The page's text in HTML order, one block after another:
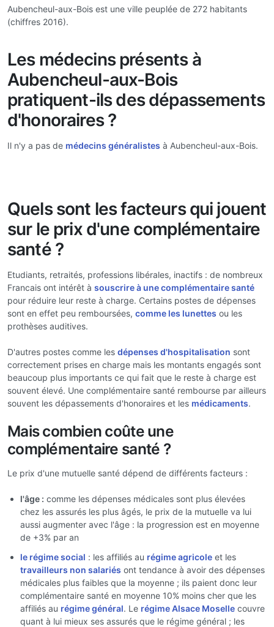
Aubencheul-aux-Bois est une ville peuplée de 272 habitants
(chiffres 2016).
Les médecins présents à
Aubencheul-aux-Bois
pratiquent-ils des dépassements
d'honoraires ?
Il n'y a pas de médecins généralistes à Aubencheul-aux-Bois.
Quels sont les facteurs qui jouent
sur le prix d'une complémentaire
santé ?
Etudiants, retraités, professions libérales, inactifs : de nombreux
Francais ont intérêt à souscrire à une complémentaire santé
pour réduire leur reste à charge. Certains postes de dépenses
sont en effet peu remboursées, comme les lunettes ou les
prothèses auditives.
D'autres postes comme les dépenses d'hospitalisation sont
correctement prises en charge mais les montants engagés sont
beaucoup plus importants ce qui fait que le reste à charge est
souvent élevé. Une complémentaire santé rembourse par ailleurs
souvent les dépassements d'honoraires et les médicaments.
Mais combien coûte une
complémentaire santé ?
Le prix d'une mutuelle santé dépend de différents facteurs :
l'âge : comme les dépenses médicales sont plus élevées
chez les assurés les plus âgés, le prix de la mutuelle va lui
aussi augmenter avec l'âge : la progression est en moyenne
de +3% par an
le régime social : les affiliés au régime agricole et les
travailleurs non salariés ont tendance à avoir des dépenses
médicales plus faibles que la moyenne ; ils paient donc leur
complémentaire santé en moyenne 10% moins cher que les
affiliés au régime général. Le régime Alsace Moselle couvre
quant à lui mieux ses assurés que le régime général ; les